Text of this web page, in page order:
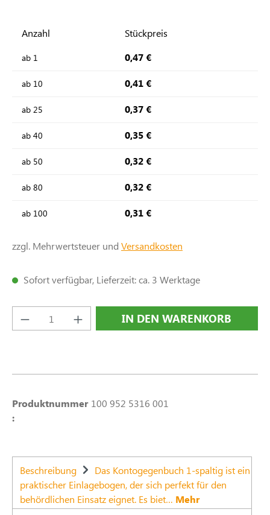
Anzahl Stückpreis
ab 1 0,47 €
ab 10 0,41 €
ab 25 0,37 €
ab 40 0,35 €
ab 50 0,32 €
ab 80 0,32 €
ab 100 0,31 €
zzgl. Mehrwertsteuer und Versandkosten
Sofort verfügbar, Lieferzeit: ca. 3 Werktage
Produkt Anzahl: Gib den gewünschten
IN DEN WARENKORB
Produktnummer
:
100 952 5316 001
Beschreibung
Das Kontogegenbuch 1-spaltig ist ein
praktischer Einlagebogen, der sich perfekt für den
behördlichen Einsatz eignet. Es biet… Mehr